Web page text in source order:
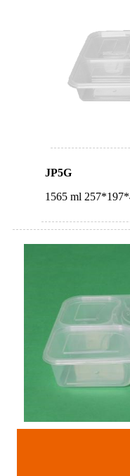
JP5G
1565 ml